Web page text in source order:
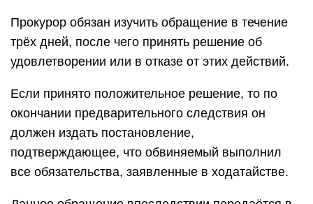
Прокурор обязан изучить обращение в течение
трёх дней, после чего принять решение об
удовлетворении или в отказе от этих действий.
Если принято положительное решение, то по
окончании предварительного следствия он
должен издать постановление,
подтверждающее, что обвиняемый выполнил
все обязательства, заявленные в ходатайстве.